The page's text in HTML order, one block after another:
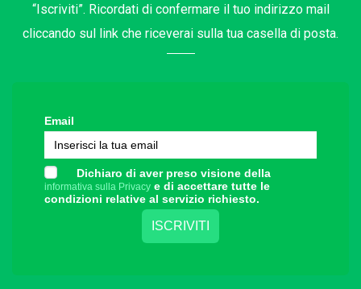
“Iscriviti”. Ricordati di confermare il tuo indirizzo mail
cliccando sul link che riceverai sulla tua casella di posta.
Email
Dichiaro di aver preso visione della
informativa sulla Privacy e di accettare tutte le
condizioni relative al servizio richiesto.